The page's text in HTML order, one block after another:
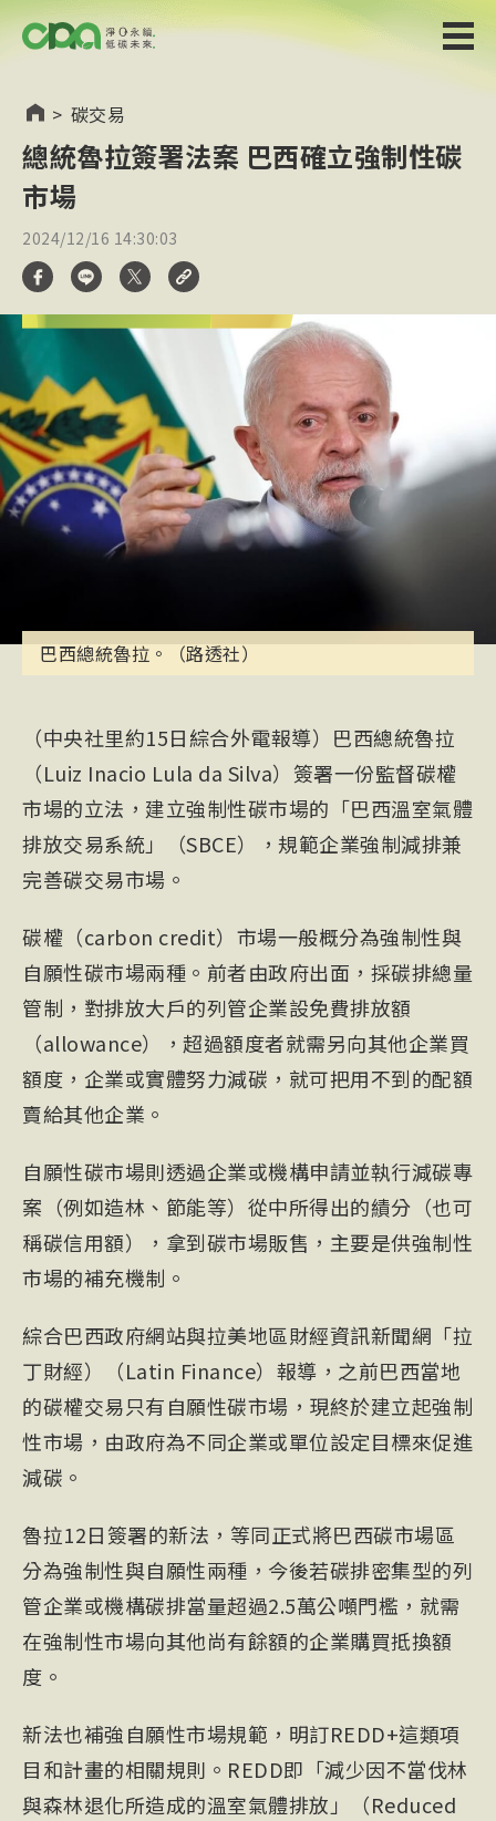
> 碳交易
總統魯拉簽署法案 巴西確立強制性碳
市場
2024/12/16 14:30:03
巴西總統魯拉。（路透社）
（中央社里約15日綜合外電報導）巴西總統魯拉
（Luiz Inacio Lula da Silva）簽署一份監督碳權
市場的立法，建立強制性碳市場的「巴西溫室氣體
排放交易系統」（SBCE），規範企業強制減排兼
完善碳交易市場。
碳權（carbon credit）市場一般概分為強制性與
自願性碳市場兩種。前者由政府出面，採碳排總量
管制，對排放大戶的列管企業設免費排放額
（allowance），超過額度者就需另向其他企業買
額度，企業或實體努力減碳，就可把用不到的配額
賣給其他企業。
自願性碳市場則透過企業或機構申請並執行減碳專
案（例如造林 、節能等）從中所得出的績分（也可
稱碳信用額），拿到碳市場販售，主要是供強制性
市場的補充機制。
綜合巴西政府網站與拉美地區財經資訊新聞網「拉
丁財經）（Latin Finance）報導，之前巴西當地
的碳權交易只有自願性碳市場，現終於建立起強制
性市場，由政府為不同企業或單位設定目標來促進
減碳。
魯拉12日簽署的新法，等同正式將巴西碳市場區
分為強制性與自願性兩種，今後若碳排密集型的列
管企業或機構碳排當量超過2.5萬公噸門檻，就需
在強制性市場向其他尚有餘額的企業購買抵換額
度。
新法也補強自願性市場規範，明訂REDD+這類項
目和計畫的相關規則。REDD即「減少因不當伐林
與森林退化所造成的溫室氣體排放」（Reduced